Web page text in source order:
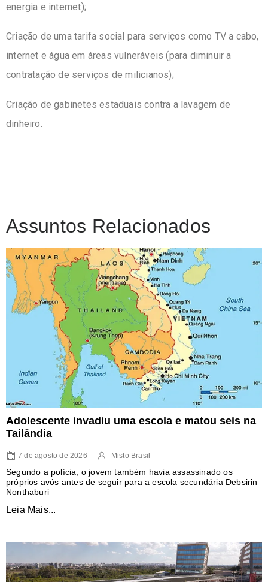
energia e internet);
Criação de uma tarifa social para serviços como TV a cabo,
internet e água em áreas vulneráveis (para diminuir a
contratação de serviços de milicianos);
Criação de gabinetes estaduais contra a lavagem de
dinheiro.
Assuntos Relacionados
Adolescente invadiu uma escola e matou seis na
Tailândia
7 de agosto de 2026 Misto Brasil
Segundo a polícia, o jovem também havia assassinado os
próprios avós antes de seguir para a escola secundária Debsirin
Nonthaburi
Leia Mais...